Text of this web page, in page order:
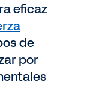
eficaz
de
por